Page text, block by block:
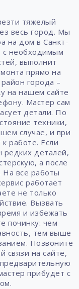
тяжелый
весь город. Мы
на дом в Санкт-
с необходимым
выполнит
прямо на
города –
на нашем сайте
Мастер сам
детали. По
техники,
случае, и при
работе. Если
редких деталей,
а после
На все работы
работает
не только
Вызвать
и избежать
починку: чем
тем выше
Позвоните
связи на сайте,
прибудет с